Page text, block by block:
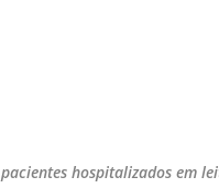
hospitalizados em